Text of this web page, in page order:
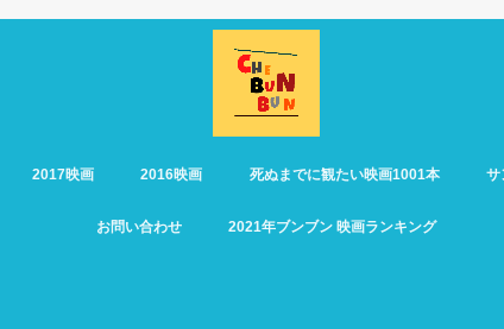
2017映画 2016映画 死ぬまでに観たい映画1001本 サ
お問い合わせ 2021年ブンブン 映画ランキング